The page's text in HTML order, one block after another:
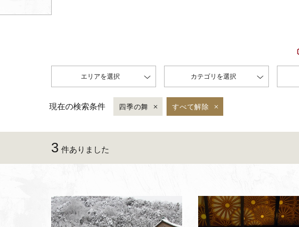
エリアを選択 カテゴリを選択
現在の検索条件 四季の舞 すべて解除
3 件ありました